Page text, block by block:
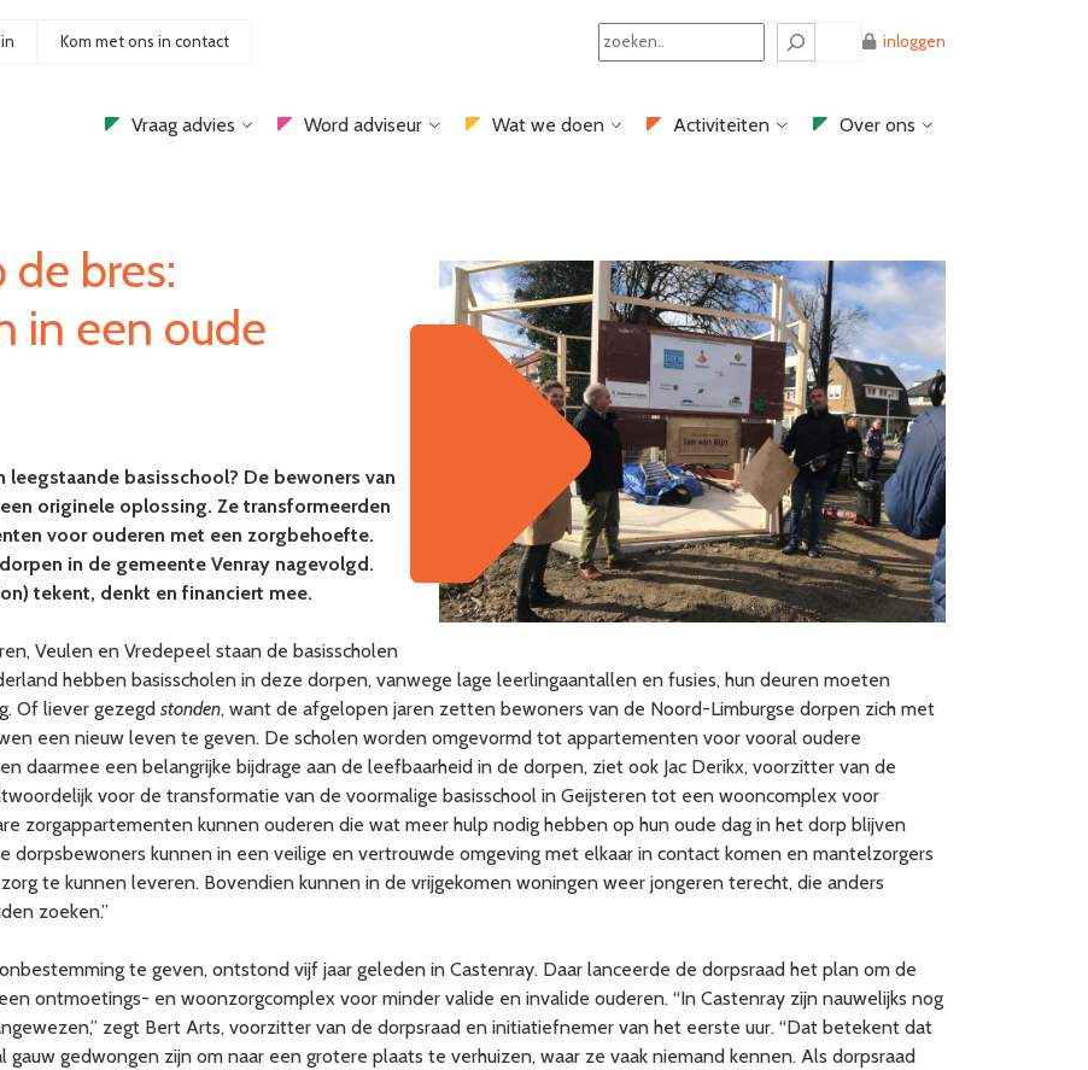
Kom met ons in contact
Search
inloggen
Vraag advies Word adviseur Wat we doen Activiteiten Over ons
de bres:
in een oude
basisschool? De bewoners van
originele oplossing. Ze transformeerden
voor ouderen met een zorgbehoefte.
in de gemeente Venray nagevolgd.
tekent, denkt en financiert mee.
Veulen en Vredepeel staan de basisscholen
hebben basisscholen in deze dorpen, vanwege lage leerlingaantallen en fusies, hun deuren moeten
Of liever gezegd stonden, want de afgelopen jaren zetten bewoners van de Noord-Limburgse dorpen zich met
een nieuw leven te geven. De scholen worden omgevormd tot appartementen voor vooral oudere
daarmee een belangrijke bijdrage aan de leefbaarheid in de dorpen, ziet ook Jac Derikx, voorzitter van de
voor de transformatie van de voormalige basisschool in Geijsteren tot een wooncomplex voor
zorgappartementen kunnen ouderen die wat meer hulp nodig hebben op hun oude dag in het dorp blijven
dorpsbewoners kunnen in een veilige en vertrouwde omgeving met elkaar in contact komen en mantelzorgers
te kunnen leveren. Bovendien kunnen in de vrijgekomen woningen weer jongeren terecht, die anders
zoeken.”
te geven, ontstond vijf jaar geleden in Castenray. Daar lanceerde de dorpsraad het plan om de
ontmoetings- en woonzorgcomplex voor minder valide en invalide ouderen. “In Castenray zijn nauwelijks nog
zegt Bert Arts, voorzitter van de dorpsraad en initiatiefnemer van het eerste uur. “Dat betekent dat
gedwongen zijn om naar een grotere plaats te verhuizen, waar ze vaak niemand kennen. Als dorpsraad